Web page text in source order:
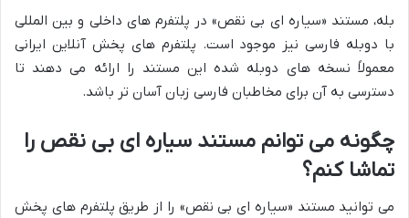
بله، مستند «سیاره ای بی نقص» در پلتفرم های داخلی و بین المللی
با دوبله فارسی نیز موجود است. پلتفرم های پخش آنلاین ایرانی
معمولاً نسخه های دوبله شده این مستند را ارائه می دهند تا
دسترسی به آن برای مخاطبان فارسی زبان آسان تر باشد.
چگونه می توانم مستند سیاره ای بی نقص را
تماشا کنم؟
می توانید مستند «سیاره ای بی نقص» را از طریق پلتفرم های پخش